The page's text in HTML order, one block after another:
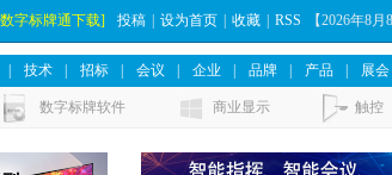
字标牌通下载] 投稿 设为首页 收藏 RSS 【2026年8
技术 招标 会议 企业 品牌 产品 展会
数字标牌软件 商业显示 触控